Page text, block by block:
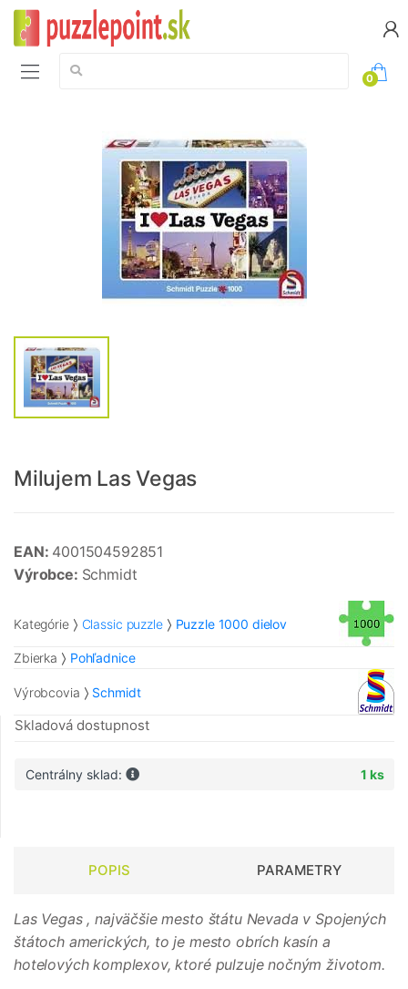
Vyhledávání:
0
Milujem Las Vegas
EAN: 4001504592851
Výrobce: Schmidt
Kategórie Classic puzzle Puzzle 1000 dielov
Zbierka Pohľadnice
Výrobcovia Schmidt
Skladová dostupnost
Centrálny sklad: 1 ks
POPIS PARAMETRY
Las Vegas , najväčšie mesto štátu Nevada v Spojených
štátoch amerických, to je mesto obrích kasín a
hotelových komplexov, ktoré pulzuje nočným životom.